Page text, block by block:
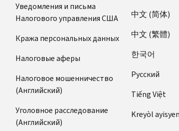
Уведомления и письма
Налогового управления США
Кража персональных данных
Налоговые аферы
Налоговое мошенничество
(Английский)
Уголовное расследование
(Английский)
中文 (简体)
中文 (繁體)
한국어
Pусский
Tiếng Việt
Kreyòl ayisyen